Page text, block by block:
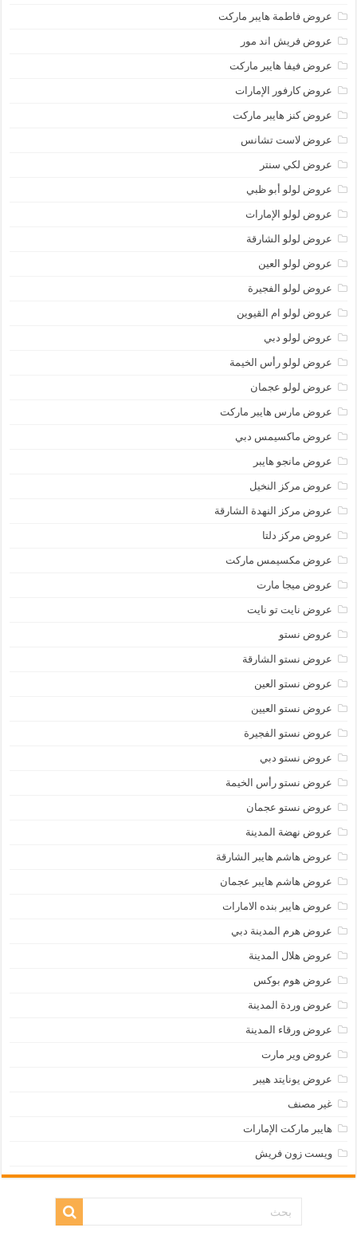
عروض فاطمة هايبر ماركت
عروض فريش اند مور
عروض فيفا هايبر ماركت
عروض كارفور الإمارات
عروض كنز هايبر ماركت
عروض لاست تشانس
عروض لكي سنتر
عروض لولو أبو ظبي
عروض لولو الإمارات
عروض لولو الشارقة
عروض لولو العين
عروض لولو الفجيرة
عروض لولو ام القيوين
عروض لولو دبي
عروض لولو رأس الخيمة
عروض لولو عجمان
عروض مارس هايبر ماركت
عروض ماكسيمس دبي
عروض مانجو هايبر
عروض مركز النخيل
عروض مركز النهدة الشارقة
عروض مركز دلتا
عروض مكسيمس ماركت
عروض ميجا مارت
عروض نايت تو نايت
عروض نستو
عروض نستو الشارقة
عروض نستو العين
عروض نستو العيين
عروض نستو الفجيرة
عروض نستو دبي
عروض نستو رأس الخيمة
عروض نستو عجمان
عروض نهضة المدينة
عروض هاشم هايبر الشارقة
عروض هاشم هايبر عجمان
عروض هايبر بنده الامارات
عروض هرم المدينة دبي
عروض هلال المدينة
عروض هوم بوكس
عروض وردة المدينة
عروض ورقاء المدينة
عروض وير مارت
عروض يونايتد هيبر
غير مصنف
هايبر ماركت الإمارات
ويست زون فريش